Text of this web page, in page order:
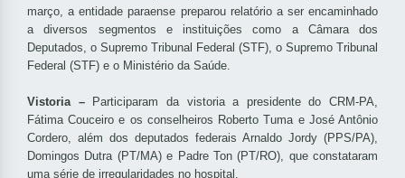
março, a entidade paraense preparou relatório a ser encaminhado
a diversos segmentos e instituições como a Câmara dos
Deputados, o Supremo Tribunal Federal (STF), o Supremo Tribunal
Federal (STF) e o Ministério da Saúde.
Vistoria –
Participaram da vistoria a presidente do CRM-PA,
Fátima Couceiro e os conselheiros Roberto Tuma e José Antônio
Cordero, além dos deputados federais Arnaldo Jordy (PPS/PA),
Domingos Dutra (PT/MA) e Padre Ton (PT/RO), que constataram
uma série de irregularidades no hospital.